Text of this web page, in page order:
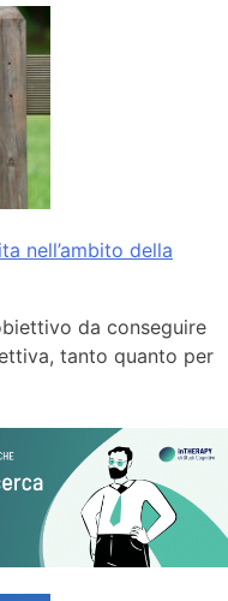
nell’ambito della
da conseguire
tanto quanto per